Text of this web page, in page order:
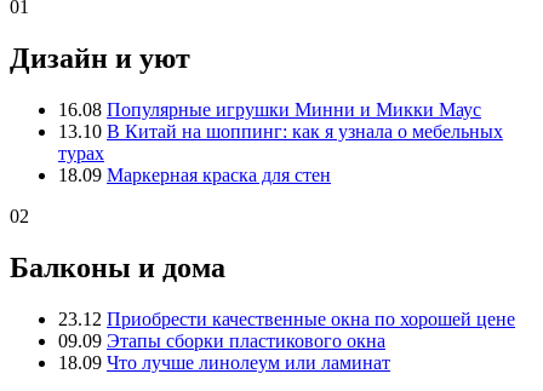
01
Дизайн и уют
16.08 Популярные игрушки Минни и Микки Маус
13.10 В Китай на шоппинг: как я узнала о мебельных
турах
18.09 Маркерная краска для стен
02
Балконы и дома
23.12 Приобрести качественные окна по хорошей цене
09.09 Этапы сборки пластикового окна
18.09 Что лучше линолеум или ламинат